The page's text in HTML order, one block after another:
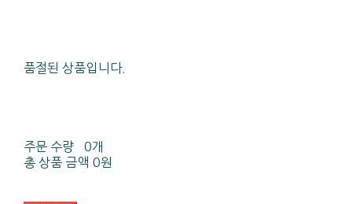
품절된 상품입니다.
주문 수량
0개
총 상품 금액 0원